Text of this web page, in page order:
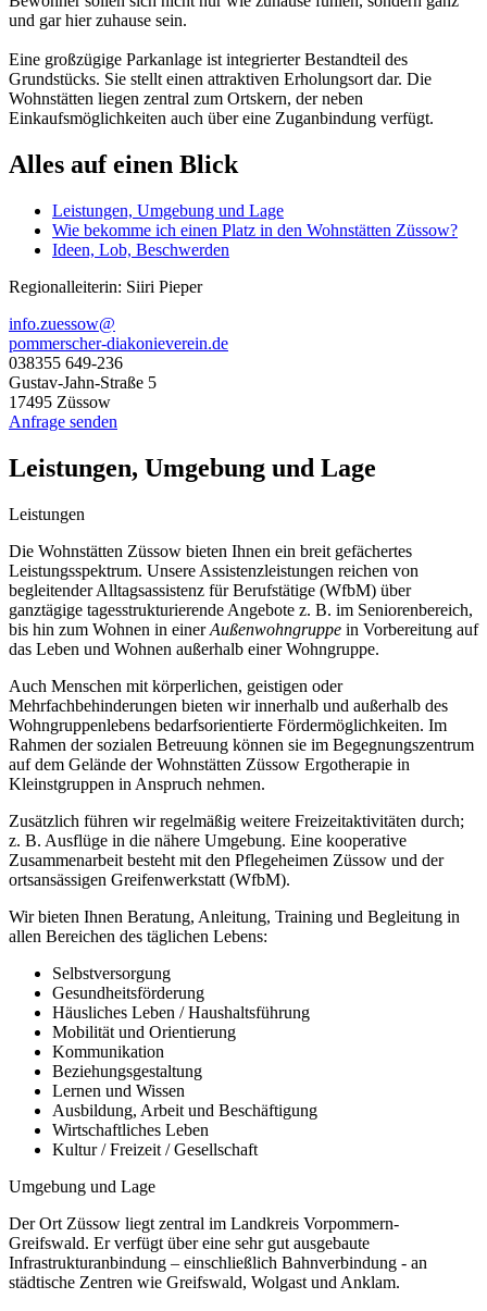
und gar hier zuhause sein.
Eine großzügige Parkanlage ist integrierter Bestandteil des
Grundstücks. Sie stellt einen attraktiven Erholungsort dar. Die
Wohnstätten liegen zentral zum Ortskern, der neben
Einkaufsmöglichkeiten auch über eine Zuganbindung verfügt.
Alles auf einen Blick
Leistungen, Umgebung und Lage
Wie bekomme ich einen Platz in den Wohnstätten Züssow?
Ideen, Lob, Beschwerden
Regionalleiterin: Siiri Pieper
info.zuessow@
pommerscher-diakonieverein.de
038355 649-236
Gustav-Jahn-Straße 5
17495 Züssow
Anfrage senden
Leistungen, Umgebung und Lage
Leistungen
Die Wohnstätten Züssow bieten Ihnen ein breit gefächertes
Leistungsspektrum. Unsere Assistenzleistungen reichen von
begleitender Alltagsassistenz für Berufstätige (WfbM) über
ganztägige tagesstrukturierende Angebote z. B. im Seniorenbereich,
bis hin zum Wohnen in einerAußenwohngruppe in Vorbereitung auf
das Leben und Wohnen außerhalb einer Wohngruppe.
Auch Menschen mit körperlichen, geistigen oder
Mehrfachbehinderungen bieten wir innerhalb und außerhalb des
Wohngruppenlebens bedarfsorientierte Fördermöglichkeiten. Im
Rahmen der sozialen Betreuung können sie im Begegnungszentrum
auf dem Gelände der Wohnstätten Züssow Ergotherapie in
Kleinstgruppen in Anspruch nehmen.
Zusätzlich führen wir regelmäßig weitere Freizeitaktivitäten durch;
z. B. Ausflüge in die nähere Umgebung. Eine kooperative
Zusammenarbeit besteht mit den Pflegeheimen Züssow und der
ortsansässigen Greifenwerkstatt (WfbM).
Wir bieten Ihnen Beratung, Anleitung, Training und Begleitung in
allen Bereichen des täglichen Lebens:
Selbstversorgung
Gesundheitsförderung
Häusliches Leben / Haushaltsführung
Mobilität und Orientierung
Kommunikation
Beziehungsgestaltung
Lernen und Wissen
Ausbildung, Arbeit und Beschäftigung
Wirtschaftliches Leben
Kultur / Freizeit / Gesellschaft
Umgebung und Lage
Der Ort Züssow liegt zentral im Landkreis Vorpommern-
Greifswald. Er verfügt über eine sehr gut ausgebaute
Infrastrukturanbindung – einschließlich Bahnverbindung - an
städtische Zentren wie Greifswald, Wolgast und Anklam.